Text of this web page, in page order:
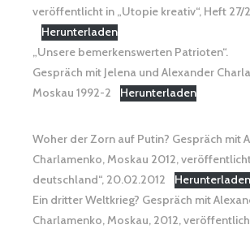
veröffentlicht in „Utopie kreativ“, Heft 27/
Herunterladen
„Unsere bemerkenswerten Patrioten“.
Gespräch mit Jelena und Alexander
Moskau 1992-2
Herunterladen
Woher der Zorn auf Putin? Gespräch mit
Charlamenko, Moskau 2012,
deutschland“, 20.02.2012
Herunterladen
Ein dritter Weltkrieg? Gespräch mit
Charlamenko, Moskau, 2012,